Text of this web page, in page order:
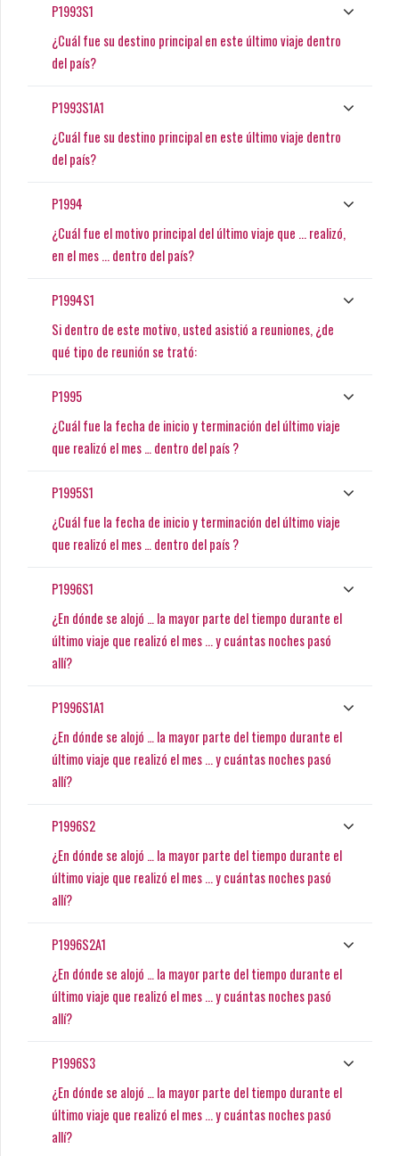
P1993S1
¿Cuál fue su destino principal en este último viaje dentro
del país?
P1993S1A1
¿Cuál fue su destino principal en este último viaje dentro
del país?
P1994
¿Cuál fue el motivo principal del último viaje que ... realizó,
en el mes ... dentro del país?
P1994S1
Si dentro de este motivo, usted asistió a reuniones, ¿de
qué tipo de reunión se trató:
P1995
¿Cuál fue la fecha de inicio y terminación del último viaje
que realizó el mes … dentro del país ?
P1995S1
¿Cuál fue la fecha de inicio y terminación del último viaje
que realizó el mes … dentro del país ?
P1996S1
¿En dónde se alojó … la mayor parte del tiempo durante el
último viaje que realizó el mes ... y cuántas noches pasó
allí?
P1996S1A1
¿En dónde se alojó … la mayor parte del tiempo durante el
último viaje que realizó el mes ... y cuántas noches pasó
allí?
P1996S2
¿En dónde se alojó … la mayor parte del tiempo durante el
último viaje que realizó el mes ... y cuántas noches pasó
allí?
P1996S2A1
¿En dónde se alojó … la mayor parte del tiempo durante el
último viaje que realizó el mes ... y cuántas noches pasó
allí?
P1996S3
¿En dónde se alojó … la mayor parte del tiempo durante el
último viaje que realizó el mes ... y cuántas noches pasó
allí?